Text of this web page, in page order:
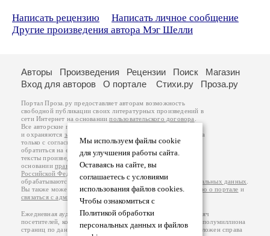
Написать рецензию
Написать личное сообщение
Другие произведения автора Мэг Шелли
Мы используем файлы cookie
для улучшения работы сайта.
Оставаясь на сайте, вы
соглашаетесь с условиями
использования файлов cookies.
Чтобы ознакомиться с
Политикой обработки
персональных данных и файлов
Авторы Произведения Рецензии Поиск
Магазин
Вход для авторов
О портале Стихи.ру Проза.ру
Портал Проза.ру предоставляет авторам возможность
свободной публикации своих литературных произведений в
сети Интернет на основаниипользовательского договора
Все авторские права на произведения принадлежат авторам
и охраняются законом
. Перепечатка произведений возможна
только с согласия его автора, к которому вы можете
обратиться на его авторской странице. Ответственность за
тексты произведений авторы несут самостоятельно на
основанииправил публикацииизаконодательства
Российской Федерации
обрабатываются на основанииПолитики обработки персональных данных
Вы также можете посмотреть более подробнуюинформацию о портале и
связаться с администрацией
Ежедневная аудитория портала Проза.ру – порядка 100 тысяч
посетителей, которые в общей сумме просматривают более полумиллиона
страниц по данным счетчика посещаемости, который расположен справа